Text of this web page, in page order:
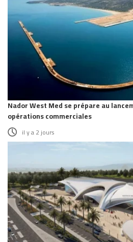
Nador West Med se prépare au
opérations commerciales
il y a 2 jours